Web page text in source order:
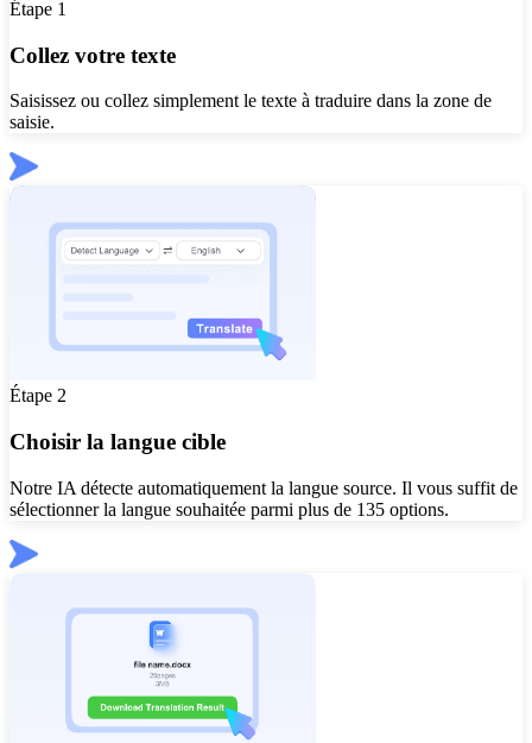
Étape 1
Collez votre texte
Saisissez ou collez simplement le texte à traduire dans la zone de
saisie.
Étape 2
Choisir la langue cible
Notre IA détecte automatiquement la langue source. Il vous suffit de
sélectionner la langue souhaitée parmi plus de 135 options.